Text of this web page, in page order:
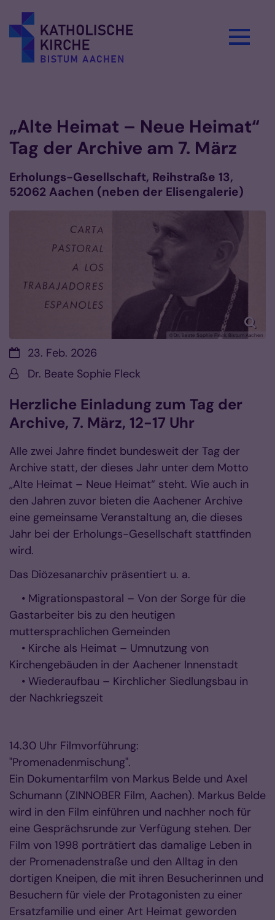
„Alte Heimat – Neue Heimat“
Tag der Archive am 7. März
Erholungs-Gesellschaft, Reihstraße 13,
52062 Aachen (neben der Elisengalerie)
© Dr. Beate Sophie Fleck, Bistum Aachen
Datum:23. Feb. 2026
Von:Dr. Beate Sophie Fleck
Herzliche Einladung zum Tag der
Archive, 7. März, 12-17 Uhr
Alle zwei Jahre findet bundesweit der Tag der
Archive statt, der dieses Jahr unter dem Motto
„Alte Heimat – Neue Heimat“ steht. Wie auch in
den Jahren zuvor bieten die Aachener Archive
eine gemeinsame Veranstaltung an, die dieses
Jahr bei der Erholungs-Gesellschaft stattfinden
wird.
Das Diözesanarchiv präsentiert u. a.
• Migrationspastoral – Von der Sorge für die
Gastarbeiter bis zu den heutigen
muttersprachlichen Gemeinden
• Kirche als Heimat – Umnutzung von
Kirchengebäuden in der Aachener Innenstadt
• Wiederaufbau – Kirchlicher Siedlungsbau in
der Nachkriegszeit
14.30 Uhr Filmvorführung:
"Promenadenmischung".
Ein Dokumentarfilm von Markus Belde und Axel
Schumann (ZINNOBER Film, Aachen). Markus Belde
wird in den Film einführen und nachher noch für
eine Gesprächsrunde zur Verfügung stehen. Der
Film von 1998 porträtiert das damalige Leben in
der Promenadenstraße und den Alltag in den
dortigen Kneipen, die mit ihren Besucherinnen und
Besuchern für viele der Protagonisten zu einer
Ersatzfamilie und einer Art Heimat geworden